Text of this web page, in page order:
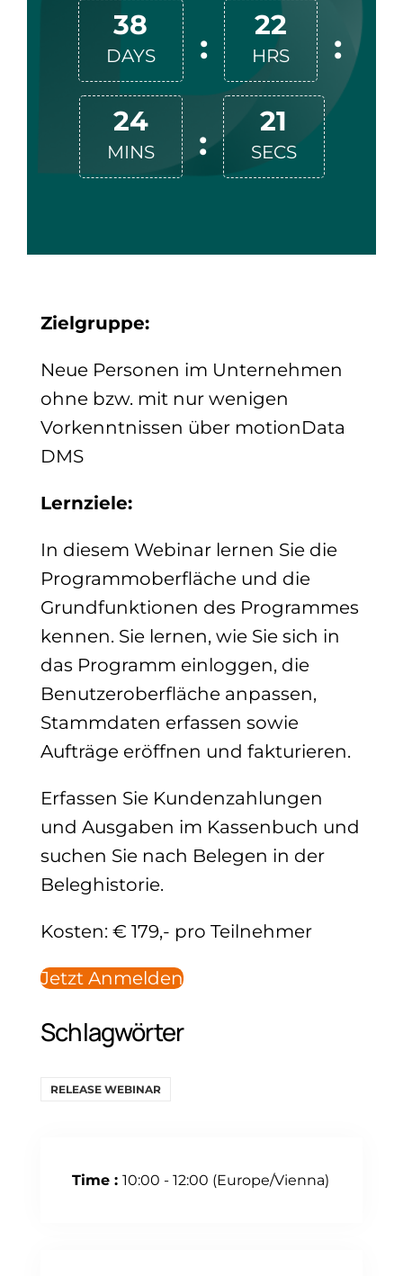
38
DAYS :
22
HRS :
24
MINS :
20
SECS
Zielgruppe:
Neue Personen im Unternehmen
ohne bzw. mit nur wenigen
Vorkenntnissen über motionData
DMS
Lernziele:
In diesem Webinar lernen Sie die
Programmoberfläche und die
Grundfunktionen des Programmes
kennen. Sie lernen, wie Sie sich in
das Programm einloggen, die
Benutzeroberfläche anpassen,
Stammdaten erfassen sowie
Aufträge eröffnen und fakturieren.
Erfassen Sie Kundenzahlungen
und Ausgaben im Kassenbuch und
suchen Sie nach Belegen in der
Beleghistorie.
Kosten: € 179,- pro Teilnehmer
Jetzt Anmelden
Schlagwörter
RELEASE WEBINAR
Time : 10:00 - 12:00 (Europe/Vienna)